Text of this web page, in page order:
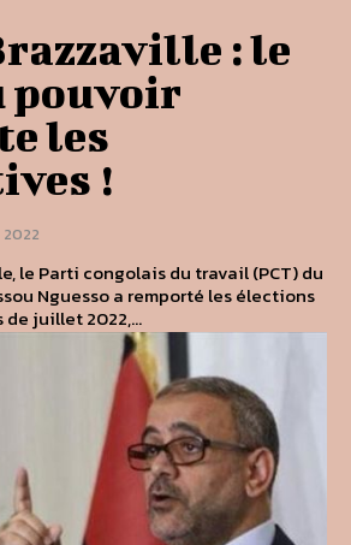
: le
pouvoir
les
!
2022
le Parti congolais du travail (PCT) du
Nguesso a remporté les élections
juillet 2022,...